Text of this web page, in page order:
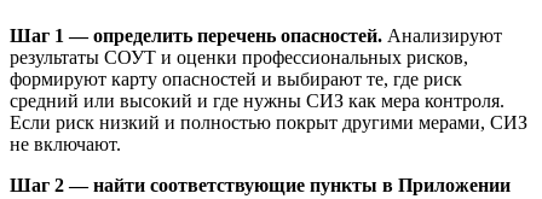
Шаг 1 — определить перечень опасностей. Анализируют
результаты СОУТ и оценки профессиональных рисков,
формируют карту опасностей и выбирают те, где риск
средний или высокий и где нужны СИЗ как мера контроля.
Если риск низкий и полностью покрыт другими мерами, СИЗ
не включают.
Шаг 2 — найти соответствующие пункты в Приложении